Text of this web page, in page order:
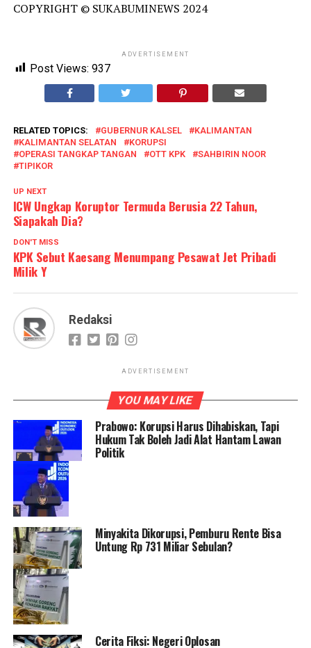
COPYRIGHT © SUKABUMINEWS 2024
ADVERTISEMENT
Post Views: 937
RELATED TOPICS: GUBERNUR KALSEL
KALIMANTAN
KALIMANTAN SELATAN
KORUPSI
OPERASI TANGKAP TANGAN
OTT KPK
SAHBIRIN NOOR
TIPIKOR
UP NEXT
ICW Ungkap Koruptor Termuda Berusia 22 Tahun,
Siapakah Dia?
DON'T MISS
KPK Sebut Kaesang Menumpang Pesawat Jet Pribadi
Milik Y
Redaksi
ADVERTISEMENT
YOU MAY LIKE
Prabowo: Korupsi Harus Dihabiskan, Tapi
Hukum Tak Boleh Jadi Alat Hantam Lawan
Politik
Minyakita Dikorupsi, Pemburu Rente Bisa
Untung Rp 731 Miliar Sebulan?
Cerita Fiksi: Negeri Oplosan